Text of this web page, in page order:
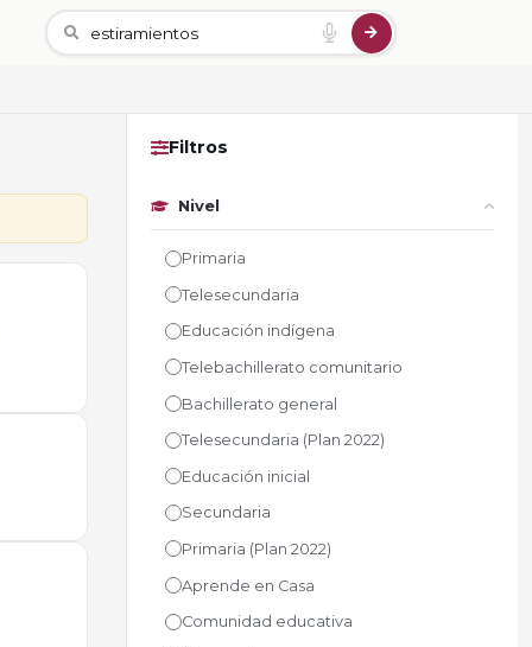
Filtros
Nivel
Primaria
Telesecundaria
Educación indígena
Telebachillerato comunitario
Bachillerato general
Telesecundaria (Plan 2022)
Educación inicial
Secundaria
Primaria (Plan 2022)
Aprende en Casa
Comunidad educativa